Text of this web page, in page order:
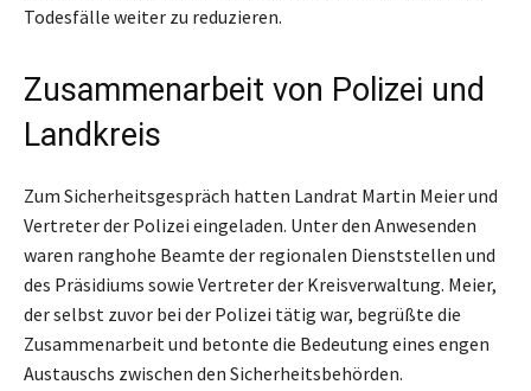
Todesfälle weiter zu reduzieren.
Zusammenarbeit von Polizei und
Landkreis
Zum Sicherheitsgespräch hatten Landrat Martin Meier und
Vertreter der Polizei eingeladen. Unter den Anwesenden
waren ranghohe Beamte der regionalen Dienststellen und
des Präsidiums sowie Vertreter der Kreisverwaltung. Meier,
der selbst zuvor bei der Polizei tätig war, begrüßte die
Zusammenarbeit und betonte die Bedeutung eines engen
Austauschs zwischen den Sicherheitsbehörden.